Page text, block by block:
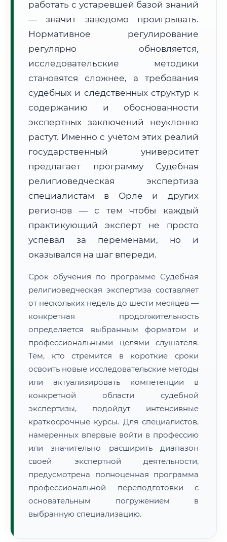
Формат учебы:
Дистанционно
🗺️ Зона обслуживания: г. Орёл
• Маршрут транзита: ~3 013 км
📜 Документы и аккредитация ФИС ФРДО
Нажмите на документ для увеличения и просмотра
работать с устаревшей базой знаний
— значит заведомо проигрывать.
Нормативное регулирование
регулярно обновляется,
исследовательские методики
становятся сложнее, а требования
судебных и следственных структур к
содержанию и обоснованности
экспертных заключений неуклонно
растут. Именно с учётом этих реалий
государственный университет
предлагает программу Судебная
религиоведческая экспертиза
специалистам в Орле и других
регионов — с тем чтобы каждый
практикующий эксперт не просто
успевал за переменами, но и
оказывался на шаг впереди.
Срок обучения по программе Судебная
религиоведческая экспертиза составляет
от нескольких недель до шести месяцев —
конкретная продолжительность
определяется выбранным форматом и
профессиональными целями слушателя.
Тем, кто стремится в короткие сроки
освоить новые исследовательские методы
или актуализировать компетенции в
конкретной области судебной
экспертизы, подойдут интенсивные
краткосрочные курсы. Для специалистов,
намеренных впервые войти в профессию
или значительно расширить диапазон
своей экспертной деятельности,
предусмотрена полноценная программа
профессиональной переподготовки с
основательным погружением в
выбранную специализацию.